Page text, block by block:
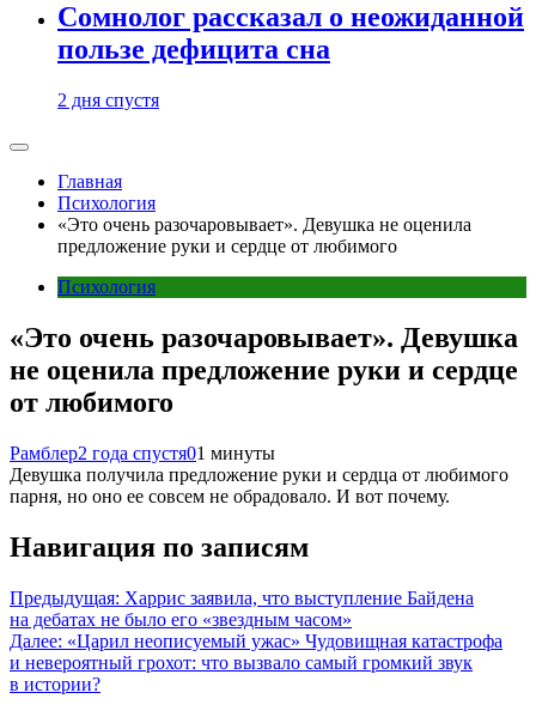
Сомнолог рассказал о неожиданной
пользе дефицита сна
2 дня спустя
Главная
Психология
«Это очень разочаровывает». Девушка не оценила
предложение руки и сердце от любимого
Психология
«Это очень разочаровывает». Девушка
не оценила предложение руки и сердце
от любимого
Рамблер2 года спустя01 минуты
Девушка получила предложение руки и сердца от любимого
парня, но оно ее совсем не обрадовало. И вот почему.
Навигация по записям
Предыдущая: Харрис заявила, что выступление Байдена
на дебатах не было его «звездным часом»
Далее: «Царил неописуемый ужас» Чудовищная катастрофа
и невероятный грохот: что вызвало самый громкий звук
в истории?